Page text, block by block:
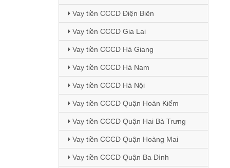
Vay tiền CCCD Điện Biên
Vay tiền CCCD Gia Lai
Vay tiền CCCD Hà Giang
Vay tiền CCCD Hà Nam
Vay tiền CCCD Hà Nội
Vay tiền CCCD Quận Hoàn Kiếm
Vay tiền CCCD Quận Hai Bà Trưng
Vay tiền CCCD Quận Hoàng Mai
Vay tiền CCCD Quận Ba Đình